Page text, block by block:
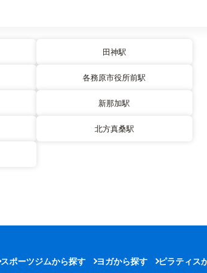
田神駅
各務原市役所前駅
新那加駅
北方真桑駅
スポーツジムから探す ヨガから探す ピラティス